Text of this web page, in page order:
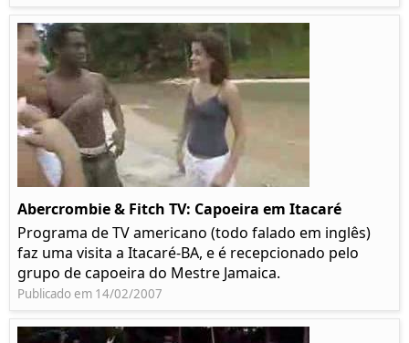
Abercrombie & Fitch TV: Capoeira em Itacaré
Programa de TV americano (todo falado em inglês)
faz uma visita a Itacaré-BA, e é recepcionado pelo
grupo de capoeira do Mestre Jamaica.
Publicado em 14/02/2007